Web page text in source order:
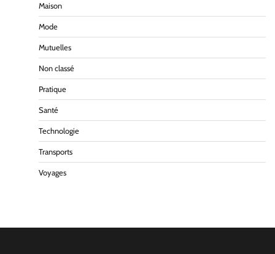
Maison
Mode
Mutuelles
Non classé
Pratique
Santé
Technologie
Transports
Voyages